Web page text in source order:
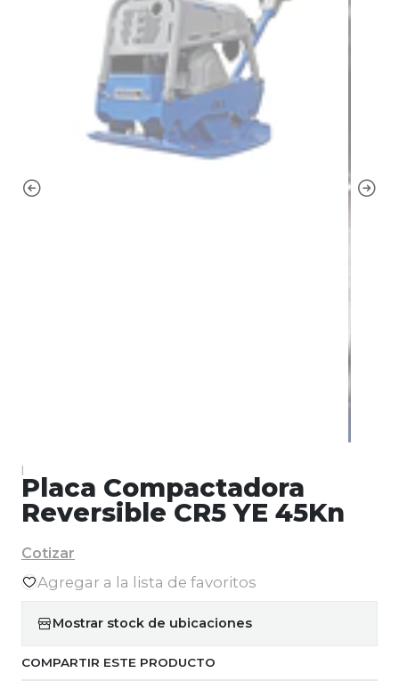
|
Placa Compactadora
Reversible CR5 YE 45Kn
Cotizar
Agregar a la lista de favoritos
Mostrar stock de ubicaciones
COMPARTIR ESTE PRODUCTO